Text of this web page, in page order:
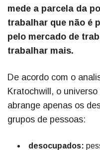
mede a parcela da
trabalhar que não é
pelo mercado de
trabalhar mais.
De acordo com o
Kratochwill, o
abrange apenas os
grupos de pessoas:
desocupados: